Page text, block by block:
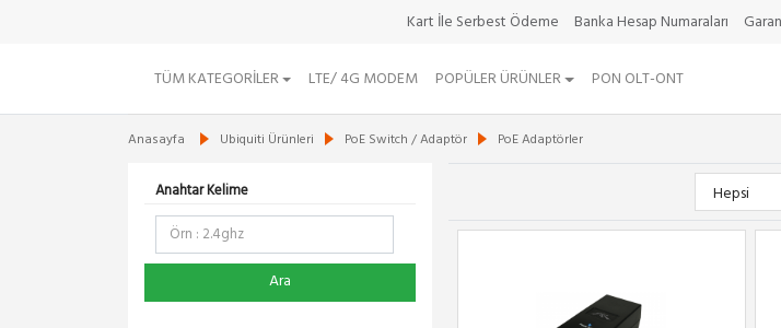
Kart İle Serbest Ödeme Banka Hesap Numaraları
TÜM KATEGORILER LTE/ 4G MODEM POPÜLER ÜRÜNLER PON OLT-ONT
Anasayfa Ubiquiti Ürünleri PoE Switch / Adaptör PoE Adaptörler
Anahtar Kelime
Ara